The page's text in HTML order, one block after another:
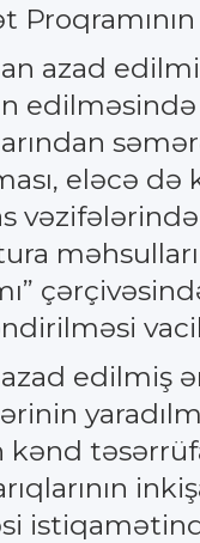
azad
eləcə
edilmiş
kənd